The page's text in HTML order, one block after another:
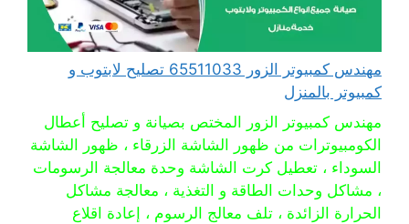
مهندس كمبيوتر الزور 65511033 تصليح لابتوب و
كمبيوتر بالمنزل
مهندس كمبيوتر الزور المختص بصيانة و تصليح أعطال
الكومبيوترات من ظهور الشاشة الزرقاء ، ظهور الشاشة
السوداء ، تعطيل كرت الشاشة وحدة معالجة الرسومات
، مشاكل وحدات الطاقة و التغذية ، معالجة مشاكل
الحرارة الزائدة ، تلف معالج الرسوم ، إعادة اقلاع